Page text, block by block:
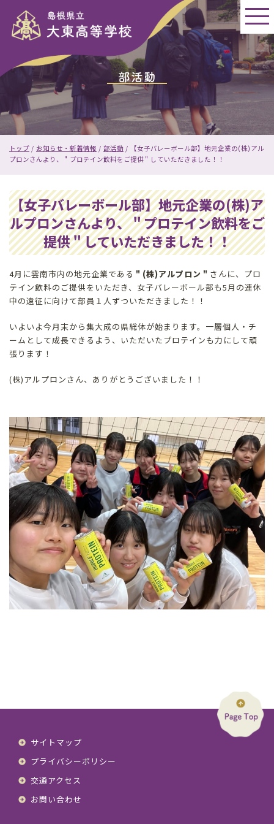
部活動
現
在
置：
トップ / お知らせ・新着情報 / 部活動 /
【女子バレーボール部】地元企業の(株)アル
プロンさんより、＂プロテイン飲料をご提供＂していただきました！！
【女子バレーボール部】地元企業の(株)ア
ルプロンさんより、＂プロテイン飲料をご
提供＂していただきました！！
4月に雲南市内の地元企業である ＂(株)アルプロン＂ さんに、プロ
テイン飲料のご提供をいただき、女子バレーボール部も5月の連休
中の遠征に向けて部員１人ずついただきました！！
いよいよ今月末から集大成の県総体が始まります。一層個人・チ
ームとして成長できるよう、いただいたプロテインも力にして頑
張ります！
(株)アルプロンさん、ありがとうございました！！
サイトマップ
プライバシーポリシー
交通アクセス
お問い合わせ